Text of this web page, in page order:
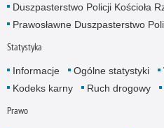
Duszpasterstwo Policji Kościoła
Prawosławne Duszpasterstwo
Statystyka
Informacje Ogólne statystyki
Kodeks karny
Ruch drogowy
Prawo